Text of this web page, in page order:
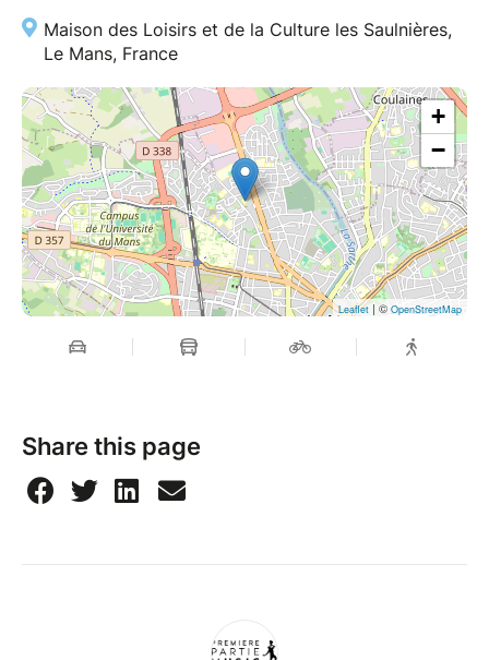
Maison des Loisirs et de la Culture les Saulnières,
Le Mans, France
+
−
Leaflet| © OpenStreetMap
Share this page